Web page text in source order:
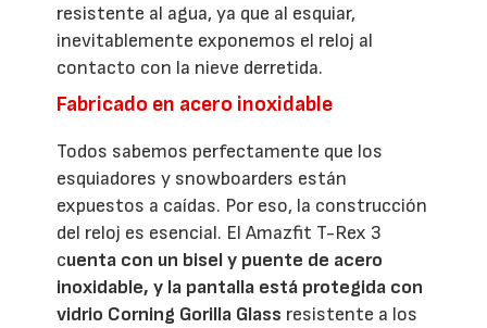
resistente al agua, ya que al esquiar,
inevitablemente exponemos el reloj al
contacto con la nieve derretida.
Fabricado en acero inoxidable
Todos sabemos perfectamente que los
esquiadores y snowboarders están
expuestos a caídas. Por eso, la construcción
del reloj es esencial. El Amazfit T-Rex 3
cuenta con un bisel y puente de acero
inoxidable, y la pantalla está protegida con
vidrio Corning Gorilla Glass resistente a los